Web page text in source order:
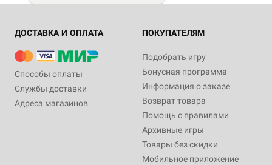
ДОСТАВКА И ОПЛАТА
Способы оплаты
Службы доставки
Адреса магазинов
ПОКУПАТЕЛЯМ
Подобрать игру
Бонусная программа
Информация о заказе
Возврат товара
Помощь с правилами
Архивные игры
Товары без скидки
Мобильное приложение